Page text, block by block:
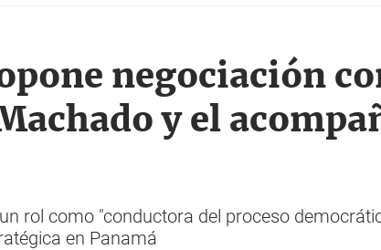
negociación
y el
rol como "conductora del proceso
en Panamá